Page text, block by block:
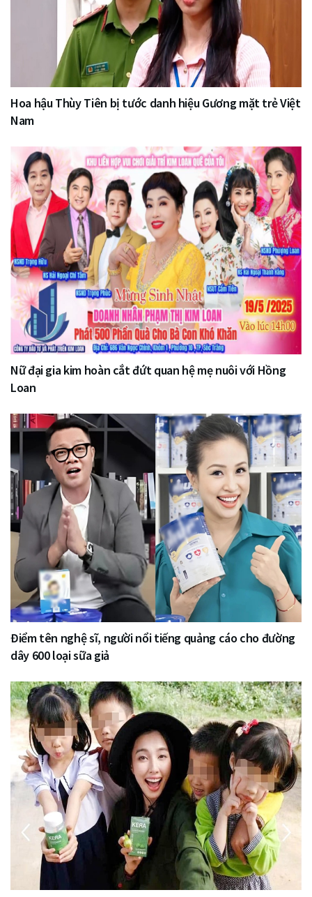
Hoa hậu Thùy Tiên bị tước danh hiệu Gương mặt trẻ Việt
Nam
Nữ đại gia kim hoàn cắt đứt quan hệ mẹ nuôi với Hồng
Loan
Điểm tên nghệ sĩ, người nổi tiếng quảng cáo cho đường
dây 600 loại sữa giả